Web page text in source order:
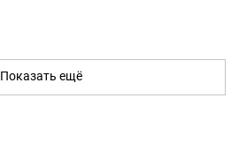
Показать ещё